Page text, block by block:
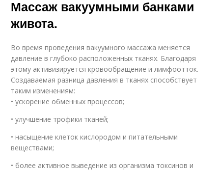
Массаж вакуумными банками
живота.
Во время проведения вакуумного массажа меняется
давление в глубоко расположенных тканях. Благодаря
этому активизируется кровообращение и лимфоотток.
Создаваемая разница давления в тканях способствует
таким изменениям:
• ускорение обменных процессов;
• улучшение трофики тканей;
• насыщение клеток кислородом и питательными
веществами;
• более активное выведение из организма токсинов и